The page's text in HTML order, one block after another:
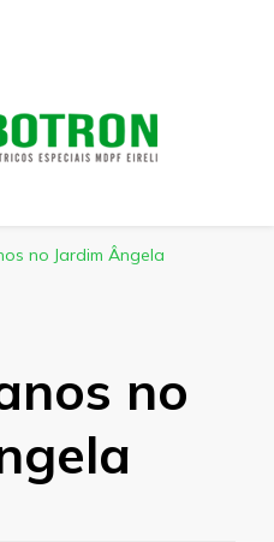
no Jardim Ângela
no